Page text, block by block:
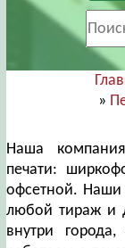
»
Наша
печати:
офсетной. Наши
любой тираж и
внутри